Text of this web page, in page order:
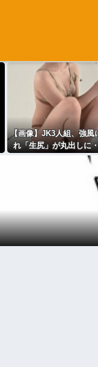
【画像】JK3人組、強風
れ「生尻」が丸出しに